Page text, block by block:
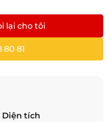
lại cho tôi
80 81
Diện tích